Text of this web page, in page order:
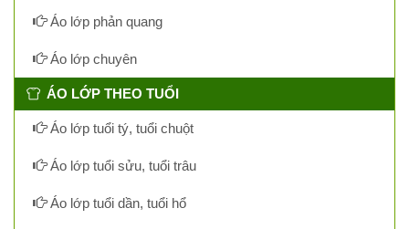
Áo lớp phản quang
Áo lớp chuyên
ÁO LỚP THEO TUỔI
Áo lớp tuổi tý, tuổi chuột
Áo lớp tuổi sửu, tuổi trâu
Áo lớp tuổi dần, tuổi hổ